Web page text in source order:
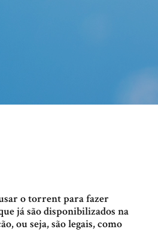
o torrent para fazer
já são disponibilizados na
ou seja, são legais, como